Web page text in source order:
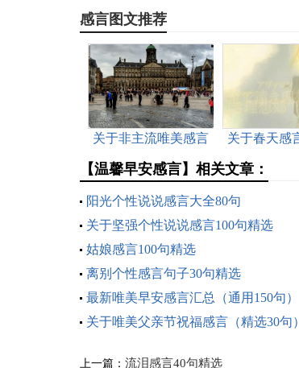
感言图文推荐
关于非主流唯美感言
关于春天感
【温馨早安感言】相关文章：
阳光个性说说感言大全80句
关于坚强个性说说感言100句精选
姑娘感言100句精选
离别个性感言句子30句精选
最新唯美早安感言汇总（通用150句）
关于唯美父亲节祝福感言（精选30句）
上一篇： 流泪感言40句精选